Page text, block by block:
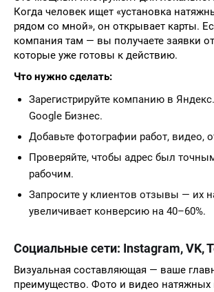
Когда человек ищет «установка
рядом со мной», он открывает карты.
компания там — вы получаете заявки
которые уже готовы к действию.
Что нужно сделать:
Зарегистрируйте компанию в
Google Бизнес.
Добавьте фотографии работ, видео,
Проверяйте, чтобы адрес был
рабочим.
Запросите у клиентов отзывы — их
увеличивает конверсию на 40–60%.
Социальные сети: Instagram, VK,
Визуальная составляющая — ваше
преимущество. Фото и видео натяжных